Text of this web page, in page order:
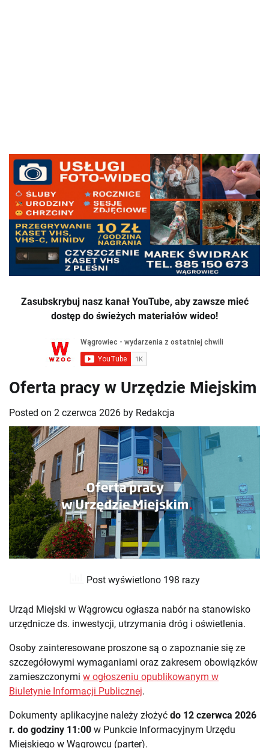
Zasubskrybuj nasz kanał YouTube, aby zawsze mieć
dostęp do świeżych materiałów wideo!
Oferta pracy w Urzędzie Miejskim
Posted on 2 czerwca 2026 by Redakcja
Post wyświetlono 198 razy
Urząd Miejski w Wągrowcu ogłasza nabór na stanowisko
urzędnicze ds. inwestycji, utrzymania dróg i oświetlenia.
Osoby zainteresowane proszone są o zapoznanie się ze
szczegółowymi wymaganiami oraz zakresem obowiązków
zamieszczonymi w ogłoszeniu opublikowanym w
Biuletynie Informacji Publicznej.
Dokumenty aplikacyjne należy złożyć do 12 czerwca 2026
r. do godziny 11:00 w Punkcie Informacyjnym Urzędu
Miejskiego w Wągrowcu (parter).